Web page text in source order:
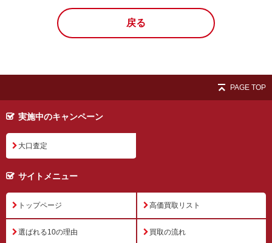
戻る
PAGE TOP
実施中のキャンペーン
大口査定
サイトメニュー
トップページ 高価買取リスト
選ばれる10の理由 買取の流れ